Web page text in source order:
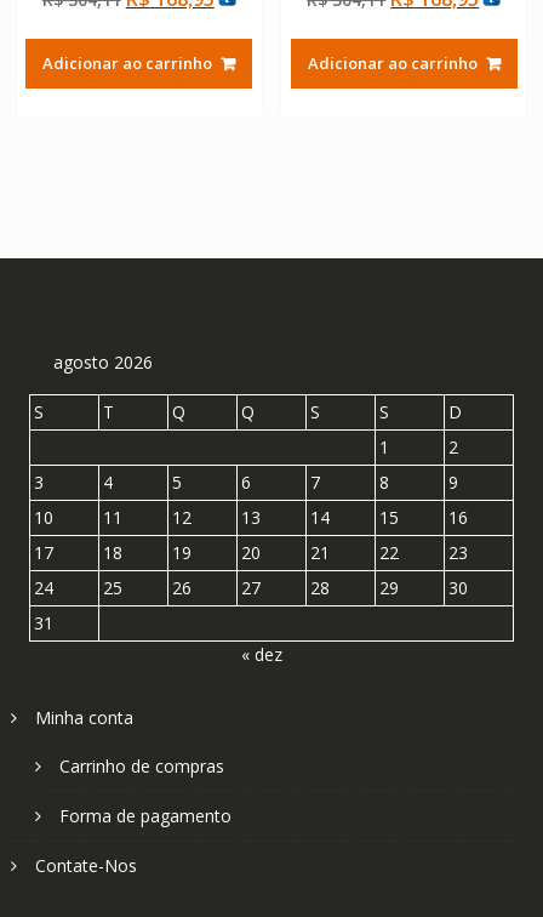
de 5
original
era:
atual
é:
Adicionar ao carrinho
de 5
original
era:
atual
é:
Adicionar ao carrinho
agosto 2026
S T Q Q S S
D
1
2
3
4 5 6 7 8
9
10
11 12 13 14 15
16
17
18 19 20 21 22
23
24
25 26 27 28 29
30
31
« dez
Minha conta
Carrinho de compras
Forma de pagamento
Contate-Nos